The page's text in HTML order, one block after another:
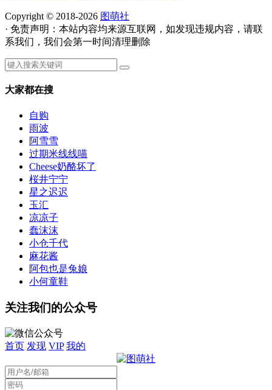
Copyright © 2018-2026 图萌社
· 免责声明：本站内容均来源互联网，如发现违规内容，请联
系我们，我们会第一时间清理删除
大家都在搜
自购
雨波
阿雪雪
过期米线线喵
Cheese奶酪坏了
桜井宁宁
星之迟迟
玉汇
凉凉子
蠢沫沫
小仓千代
麻花酱
阿包也是兔娘
小何童鞋
关注我们的公众号
首页 发现 VIP 我的